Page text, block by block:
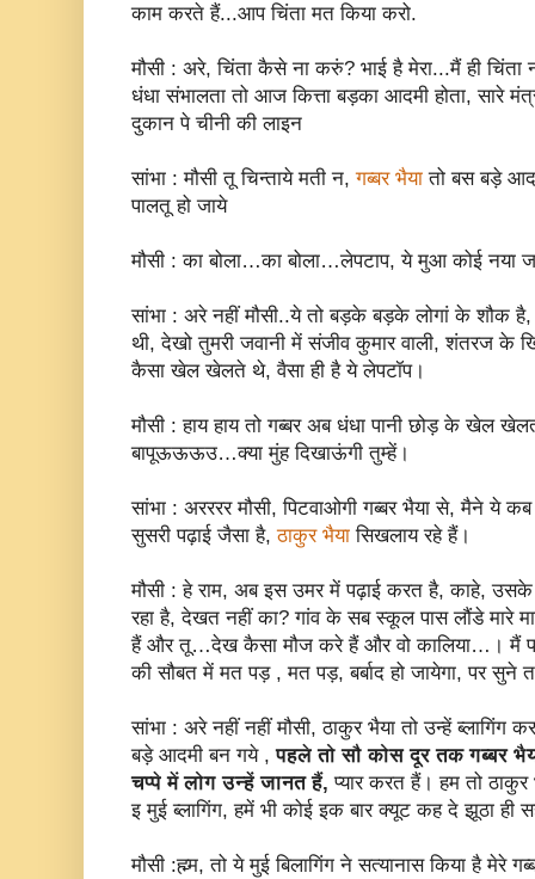
काम करते हैं...आप चिंता मत किया करो.
मौसी : अरे, चिंता कैसे ना करुं? भाई है मेरा...मैं ही चिंता
धंधा संभालता तो आज कित्ता बड़का आदमी होता, सारे
दुकान पे चीनी की लाइन
सांभा : मौसी तू चिन्ताये मती न, गब्बर भैयातो बस बड़े
पालतू हो जाये
मौसी : का बोला…का बोला…लेपटाप, ये मुआ कोई नया
सांभा : अरे नहीं मौसी..ये तो बड़के बड़के लोगां के शौक
थी, देखो तुमरी जवानी में संजीव कुमार वाली, शंतरज के
कैसा खेल खेलते थे, वैसा ही है ये लेपटॉप।
मौसी : हाय हाय तो गब्बर अब धंधा पानी छोड़ के खेल
बापूऊऊऊउ…क्या मुंह दिखाऊंगी तुम्हें।
सांभा : अरररर मौसी, पिटवाओगी गब्बर भैया से, मैने ये
सुसरी पढ़ाई जैसा है,ठाकुर भैया सिखलाय रहे हैं।
मौसी : हे राम, अब इस उमर में पढ़ाई करत है, काहे, उसके
रहा है, देखत नहीं का? गांव के सब स्कूल पास लौंडे मारे
हैं और तू…देख कैसा मौज करे हैं और वो कालिया…। मैं
की सौबत में मत पड़ , मत पड़, बर्बाद हो जायेगा, पर सुने
सांभा : अरे नहीं नहीं मौसी, ठाकुर भैया तो उन्हें ब्लागिंग
बड़े आदमी बन गये ,पहले तो सौ कोस दूर तक गब्बर
चप्पे में लोग उन्हें जानत हैं, प्यार करत हैं। हम तो
इ मुई ब्लागिंग, हमें भी कोई इक बार क्यूट कह दे झूठा ही
मौसी :ह्म्म, तो ये मुई बिलागिंग ने सत्यानास किया है मेरे